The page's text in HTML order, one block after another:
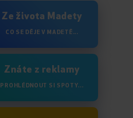
Ze života Madety
CO SE DĚJE V MADETĚ...
Znáte z reklamy
PROHLÉDNOUT SI SPOTY...